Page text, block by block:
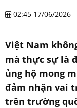
02:45 17/06/2026
Việt Nam
mà thực sự là
ủng hộ mong
đảm nhận vai
trên trường